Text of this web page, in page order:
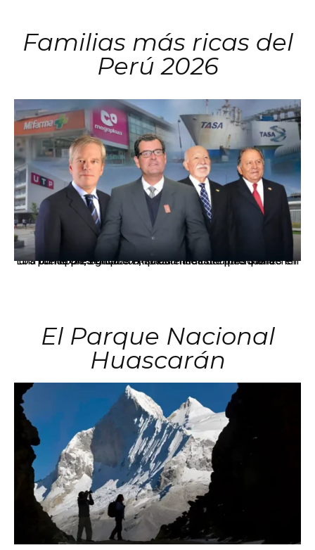
Familias más ricas del
Perú 2026
Los principales grupos empresariales del país mantienen una fuerte presencia en Áncash mediante inversiones en comercio, educación, salud e industria pesquera.
El Parque Nacional
Huascarán